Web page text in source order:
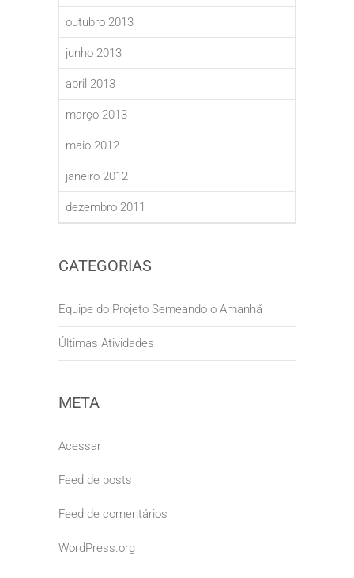
outubro 2013
junho 2013
abril 2013
março 2013
maio 2012
janeiro 2012
dezembro 2011
CATEGORIAS
Equipe do Projeto Semeando o Amanhã
Últimas Atividades
META
Acessar
Feed de posts
Feed de comentários
WordPress.org